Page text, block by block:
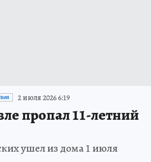
2 июля 2026 6:19
пропал 11-летний
ушел из дома 1 июля